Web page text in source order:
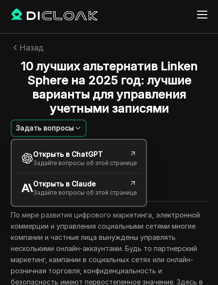
Назад
10 лучших альтернатив Linken
Sphere на 2025 год: лучшие
варианты для управления
учетными записями
Задать вопросы
Открыть в ChatGPT
Задайте вопросы об этой странице
Открыть в Claude
Задайте вопросы об этой странице
Михаил Козлов
17 окт. 2025 3 минут
Copy Link
По мере развития цифрового маркетинга, электронной
коммерции и управления социальными сетями многие
компании и частные лица вынуждены управлять
несколькими онлайн-аккаунтами. Будь то партнерский
маркетинг, кампании в социальных сетях или онлайн-
розничная торговля, конфиденциальность и
безопасность имеют первостепенное значение. Здесь в